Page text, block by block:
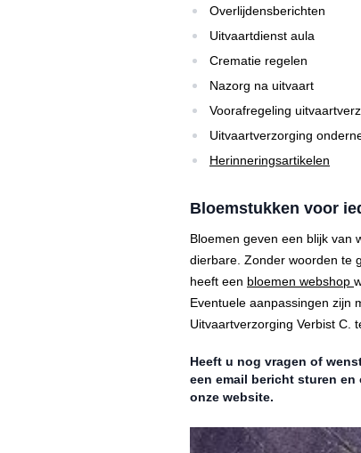
Overlijdensberichten
Uitvaartdienst aula
Crematie regelen
Nazorg na uitvaart
Voorafregeling
Uitvaartverzorging
Herinneringsartikelen
Bloemstukken voor
Bloemen geven een blijk van
dierbare. Zonder woorden te
heeft een bloemen webshop
Eventuele aanpassingen zijn
Uitvaartverzorging Verbist C.
Heeft u nog vragen of
een email bericht sturen
onze website.